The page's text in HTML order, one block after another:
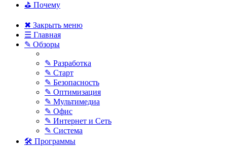
⛳ Почему
✖ Закрыть меню
☰ Главная
✎ Обзоры
✎ Разработка
✎ Старт
✎ Безопасность
✎ Оптимизация
✎ Мультимедиа
✎ Офис
✎ Интернет и Сеть
✎ Система
🛠 Программы